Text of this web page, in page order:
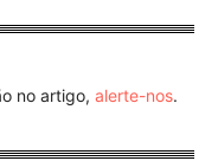
no artigo, alerte-nos.